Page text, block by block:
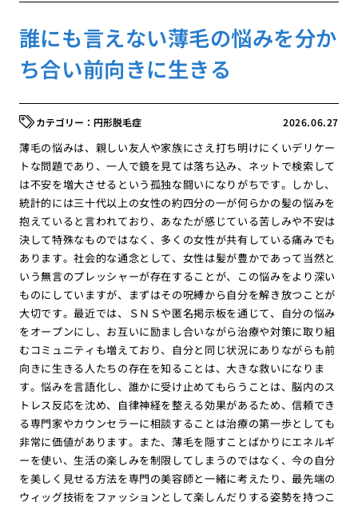
誰にも言えない薄毛の悩みを分か
ち合い前向きに生きる
2026.06.27
円形脱毛症
薄毛の悩みは、親しい友人や家族にさえ打ち明けにくいデリケー
トな問題であり、一人で鏡を見ては落ち込み、ネットで検索して
は不安を増大させるという孤独な闘いになりがちです。しかし、
統計的には三十代以上の女性の約四分の一が何らかの髪の悩みを
抱えていると言われており、あなたが感じている苦しみや不安は
決して特殊なものではなく、多くの女性が共有している痛みでも
あります。社会的な通念として、女性は髪が豊かであって当然と
いう無言のプレッシャーが存在することが、この悩みをより深い
ものにしていますが、まずはその呪縛から自分を解き放つことが
大切です。最近では、ＳＮＳや匿名掲示板を通じて、自分の悩み
をオープンにし、お互いに励まし合いながら治療や対策に取り組
むコミュニティも増えており、自分と同じ状況にありながらも前
向きに生きる人たちの存在を知ることは、大きな救いになりま
す。悩みを言語化し、誰かに受け止めてもらうことは、脳内のス
トレス反応を沈め、自律神経を整える効果があるため、信頼でき
る専門家やカウンセラーに相談することは治療の第一歩としても
非常に価値があります。また、薄毛を隠すことばかりにエネルギ
ーを使い、生活の楽しみを制限してしまうのではなく、今の自分
を美しく見せる方法を専門の美容師と一緒に考えたり、最先端の
ウィッグ技術をファッションとして楽しんだりする姿勢を持つこ